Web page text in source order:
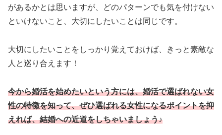
があるかとは思いますが、どのパターンでも気を付けない
といけないこと、大切にしたいことは同じです。
大切にしたいことをしっかり覚えておけば、きっと素敵な
人と巡り合えます！
今から婚活を始めたいという方には、婚活で選ばれない女
性の特徴を知って、ぜひ選ばれる女性になるポイントを抑
えれば、結婚への近道をしちゃいましょう♪